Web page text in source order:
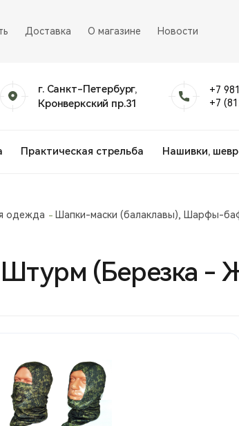
Доставка О магазине Новости
г. Санкт-Петербург,
Кронверкский пр.31
+7
+7
Практическая стрельба Нашивки,
одежда Шапки-маски (балаклавы), Шарфы-
(Березка -